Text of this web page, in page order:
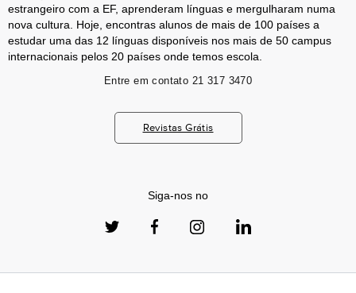
estrangeiro com a EF, aprenderam línguas e mergulharam numa
nova cultura. Hoje, encontras alunos de mais de 100 países a
estudar uma das 12 línguas disponíveis nos mais de 50 campus
internacionais pelos 20 países onde temos escola.
Entre em contato 21 317 3470
Revistas Grátis
Siga-nos no